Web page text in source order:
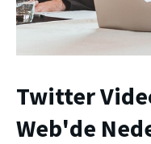
Twitter
Web'de